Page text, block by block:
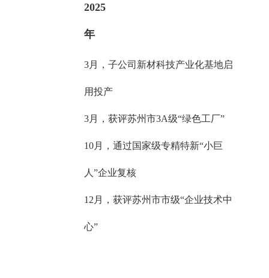
2025
年
3月，子公司新材科技产业化基地启
用投产
3月，获评苏州市3A级“绿色工厂”
10月，通过国家级专精特新“小巨
人”企业复核
12月，获评苏州市市级“企业技术中
心”